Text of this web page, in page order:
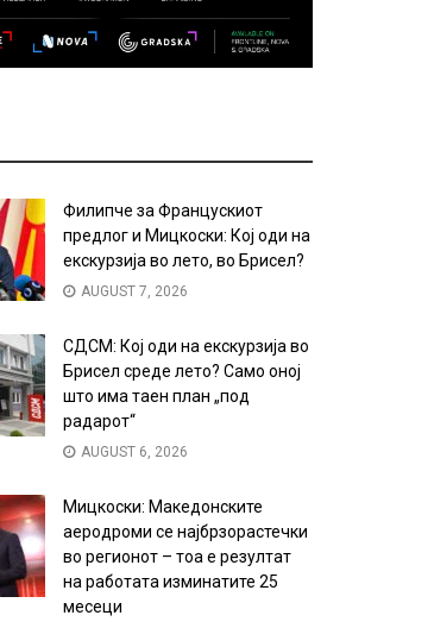
Филипче за Францускиот
предлог и Мицкоски: Кој оди на
екскурзија во лето, во Брисел?
AUGUST 7, 2026
СДСМ: Кој оди на екскурзија во
Брисел среде лето? Само оној
што има таен план „под
радарот“
AUGUST 6, 2026
Мицкоски: Македонските
аеродроми се најбрзорастечки
во регионот – тоа е резултат
на работата изминатите 25
месеци